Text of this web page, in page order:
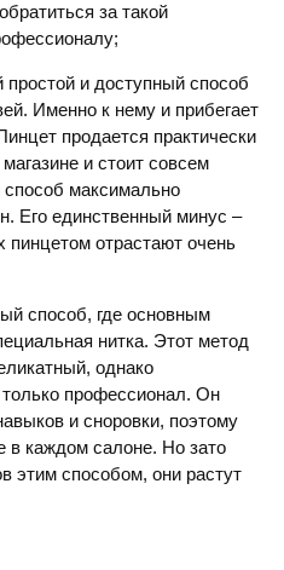
за такой
и доступный способ
Именно к нему и прибегает
продается практически
и стоит совсем
способ максимально
Его единственный минус –
пинцетом отрастают очень
способ, где основным
нитка. Этот метод
однако
только профессионал. Он
и сноровки, поэтому
в каждом салоне. Но зато
этим способом, они растут